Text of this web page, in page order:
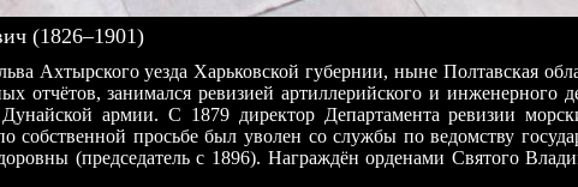
(1826–1901)
Ахтырского уезда Харьковской губернии, ныне Полтавская
отчётов, занимался ревизией артиллерийского и инженерного
армии. С 1879 директор Департамента ревизии
просьбе был уволен со службы по ведомству
(председатель с 1896). Награждён орденами Святого